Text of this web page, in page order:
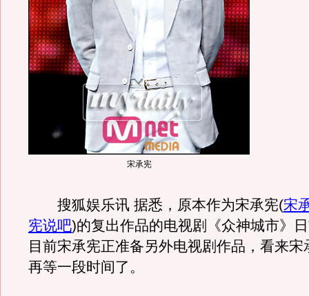
宋承宪
搜狐娱乐讯 据悉，原本作为宋承宪(宋
宪说吧)的复出作品的电视剧《众神城市》
目前宋承宪正准备另外电视剧作品，看来宋
再等一段时间了。